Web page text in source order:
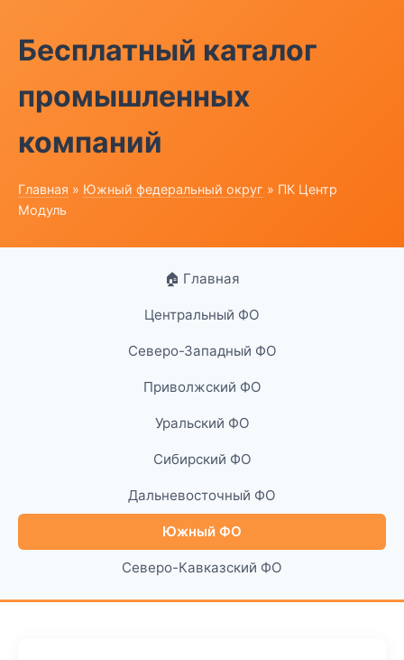
Бесплатный каталог
промышленных
компаний
Главная » Южный федеральный округ » ПК Центр
Модуль
🏠 Главная
Центральный ФО
Северо-Западный ФО
Приволжский ФО
Уральский ФО
Сибирский ФО
Дальневосточный ФО
Южный ФО
Северо-Кавказский ФО